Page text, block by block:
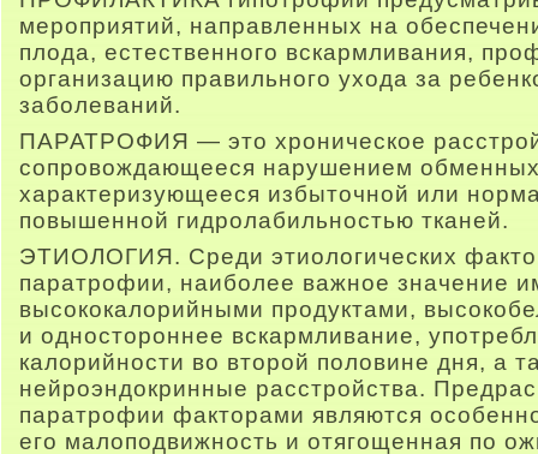
мероприятий, направленных на
плода, естественного вскармливания,
организацию правильного ухода за
заболеваний.
ПАРАТРОФИЯ — это хроническое
сопровождающееся нарушением
характеризующееся избыточной или
повышенной гидролабильностью тканей.
ЭТИОЛОГИЯ. Среди этиологических
паратрофии, наиболее важное значение
высококалорийными продуктами,
и одностороннее вскармливание,
калорийности во второй половине дня, а
нейроэндокринные расстройства.
паратрофии факторами являются
его малоподвижность и отягощенная по